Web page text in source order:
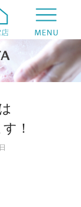
！